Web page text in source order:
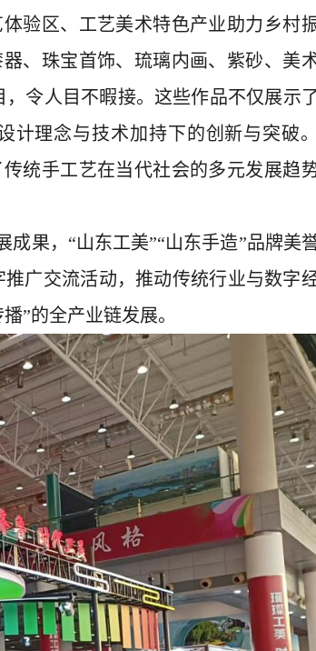
验区、工艺美术特色产业助力乡村
、珠宝首饰、琉璃内画、紫砂、美
令人目不暇接。这些作品不仅展示
计理念与技术加持下的创新与突破
统手工艺在当代社会的多元发展趋
果，“山东工美”“山东手造”品牌美
广交流活动，推动传统行业与数字
”的全产业链发展。